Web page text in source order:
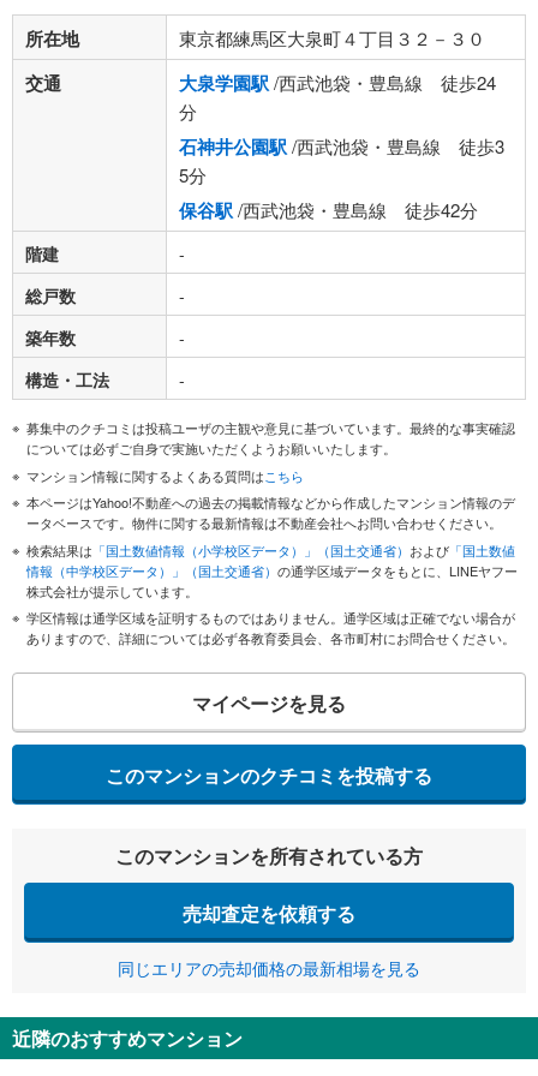
所在地 東京都練馬区大泉町４丁目３２－３０
交通 大泉学園駅/西武池袋・豊島線 徒歩24
分
石神井公園駅/西武池袋・豊島線 徒歩3
5分
保谷駅/西武池袋・豊島線 徒歩42分
階建
-
総戸数
-
築年数
-
構造・工法
-
募集中のクチコミは投稿ユーザの主観や意見に基づいています。最終的な事実確認
については必ずご自身で実施いただくようお願いいたします。
マンション情報に関するよくある質問はこちら
本ページはYahoo!不動産への過去の掲載情報などから作成したマンション情報のデ
ータベースです。物件に関する最新情報は不動産会社へお問い合わせください。
検索結果は 「国土数値情報（小学校区データ）」（国土交通省） および 「国土数値
情報（中学校区データ）」（国土交通省） の通学区域データをもとに、LINEヤフー
株式会社が提示しています。
学区情報は通学区域を証明するものではありません。通学区域は正確でない場合が
ありますので、詳細については必ず各教育委員会、各市町村にお問合せください。
マイページを見る
このマンションのクチコミを投稿する
このマンションを所有されている方
売却査定を依頼する
同じエリアの売却価格の最新相場を見る
近隣のおすすめマンション